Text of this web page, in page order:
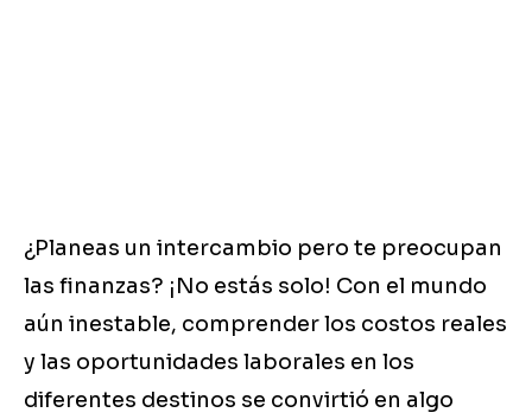
¿Planeas un intercambio pero te preocupan
las finanzas? ¡No estás solo! Con el mundo
aún inestable, comprender los costos reales
y las oportunidades laborales en los
diferentes destinos se convirtió en algo